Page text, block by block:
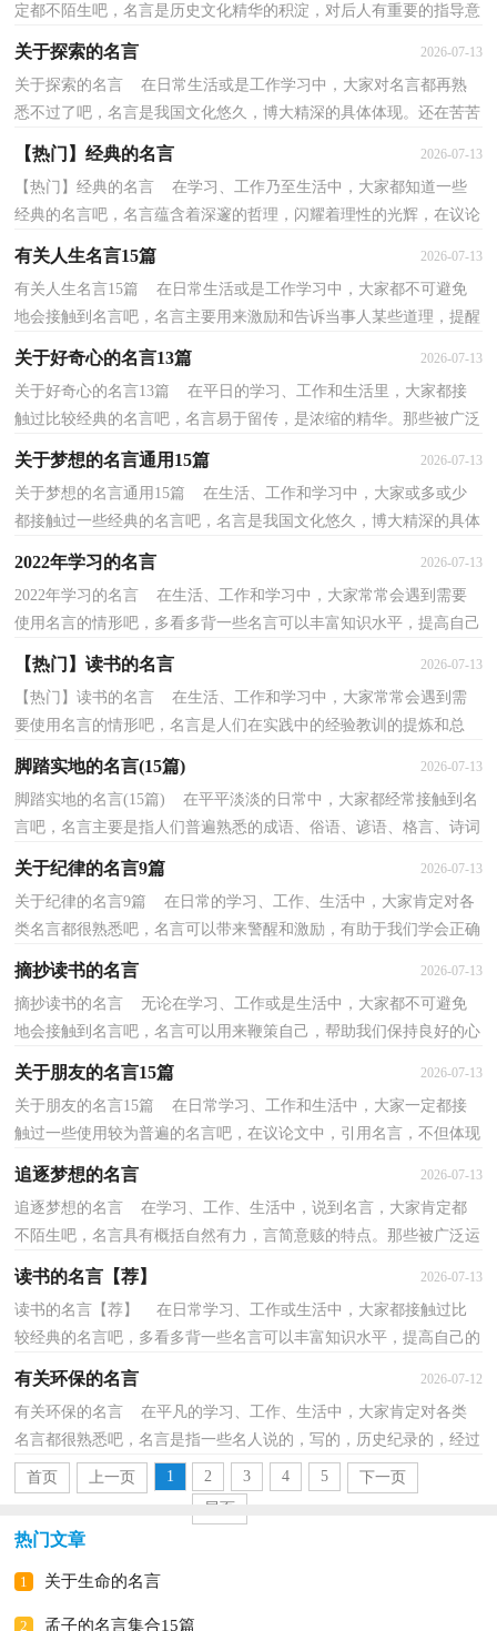
定都不陌生吧，名言是历史文化精华的积淀，对后人有重要的指导意
关于探索的名言 2026-07-13
关于探索的名言 在日常生活或是工作学习中，大家对名言都再熟
悉不过了吧，名言是我国文化悠久，博大精深的具体体现。还在苦苦
寻找优秀经典的名言吗？下面是小编为大家收集的关于...
【热门】经典的名言 2026-07-13
【热门】经典的名言 在学习、工作乃至生活中，大家都知道一些
经典的名言吧，名言蕴含着深邃的哲理，闪耀着理性的光辉，在议论
有关人生名言15篇 2026-07-13
有关人生名言15篇 在日常生活或是工作学习中，大家都不可避免
地会接触到名言吧，名言主要用来激励和告诉当事人某些道理，提醒
关于好奇心的名言13篇 2026-07-13
关于好奇心的名言13篇 在平日的学习、工作和生活里，大家都接
触过比较经典的名言吧，名言易于留传，是浓缩的精华。那些被广泛
关于梦想的名言通用15篇 2026-07-13
关于梦想的名言通用15篇 在生活、工作和学习中，大家或多或少
都接触过一些经典的名言吧，名言是我国文化悠久，博大精深的具体
2022年学习的名言 2026-07-13
2022年学习的名言 在生活、工作和学习中，大家常常会遇到需要
使用名言的情形吧，多看多背一些名言可以丰富知识水平，提高自己
的文学修养。什么样的名言才具有借鉴意义呢？以下是...
【热门】读书的名言 2026-07-13
【热门】读书的名言 在生活、工作和学习中，大家常常会遇到需
要使用名言的情形吧，名言是人们在实践中的经验教训的提炼和总
脚踏实地的名言(15篇) 2026-07-13
脚踏实地的名言(15篇) 在平平淡淡的日常中，大家都经常接触到名
言吧，名言主要是指人们普遍熟悉的成语、俗语、谚语、格言、诗词
关于纪律的名言9篇 2026-07-13
关于纪律的名言9篇 在日常的学习、工作、生活中，大家肯定对各
类名言都很熟悉吧，名言可以带来警醒和激励，有助于我们学会正确
摘抄读书的名言 2026-07-13
摘抄读书的名言 无论在学习、工作或是生活中，大家都不可避免
地会接触到名言吧，名言可以用来鞭策自己，帮助我们保持良好的心
关于朋友的名言15篇 2026-07-13
关于朋友的名言15篇 在日常学习、工作和生活中，大家一定都接
触过一些使用较为普遍的名言吧，在议论文中，引用名言，不但体现
追逐梦想的名言 2026-07-13
追逐梦想的名言 在学习、工作、生活中，说到名言，大家肯定都
不陌生吧，名言具有概括自然有力，言简意赅的特点。那些被广泛运
读书的名言【荐】 2026-07-13
读书的名言【荐】 在日常学习、工作或生活中，大家都接触过比
较经典的名言吧，多看多背一些名言可以丰富知识水平，提高自己的
有关环保的名言 2026-07-12
有关环保的名言 在平凡的学习、工作、生活中，大家肯定对各类
名言都很熟悉吧，名言是指一些名人说的，写的，历史纪录的，经过
实践所得出的结论或建议，以及警世的比较有名的言语。你...
首页 上一页 1 2 3 4 5
下一页
尾页
热门文章
1 关于生命的名言
2 孟子的名言集合15篇